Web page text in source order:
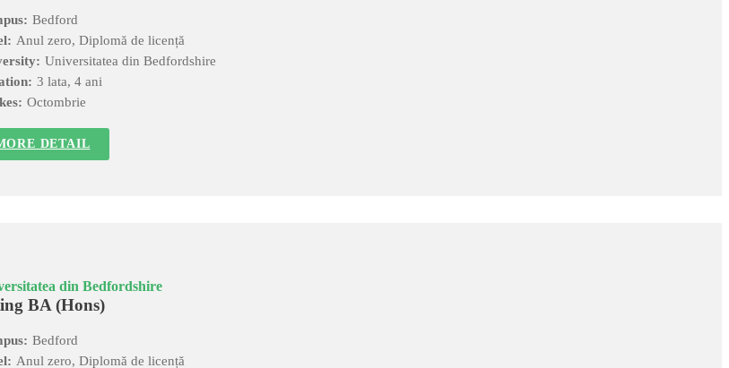
Bedford
Anul zero, Diplomă de licență
Universitatea din Bedfordshire
3 lata, 4 ani
Octombrie
DETAIL
din Bedfordshire
BA (Hons)
Bedford
Anul zero, Diplomă de licență